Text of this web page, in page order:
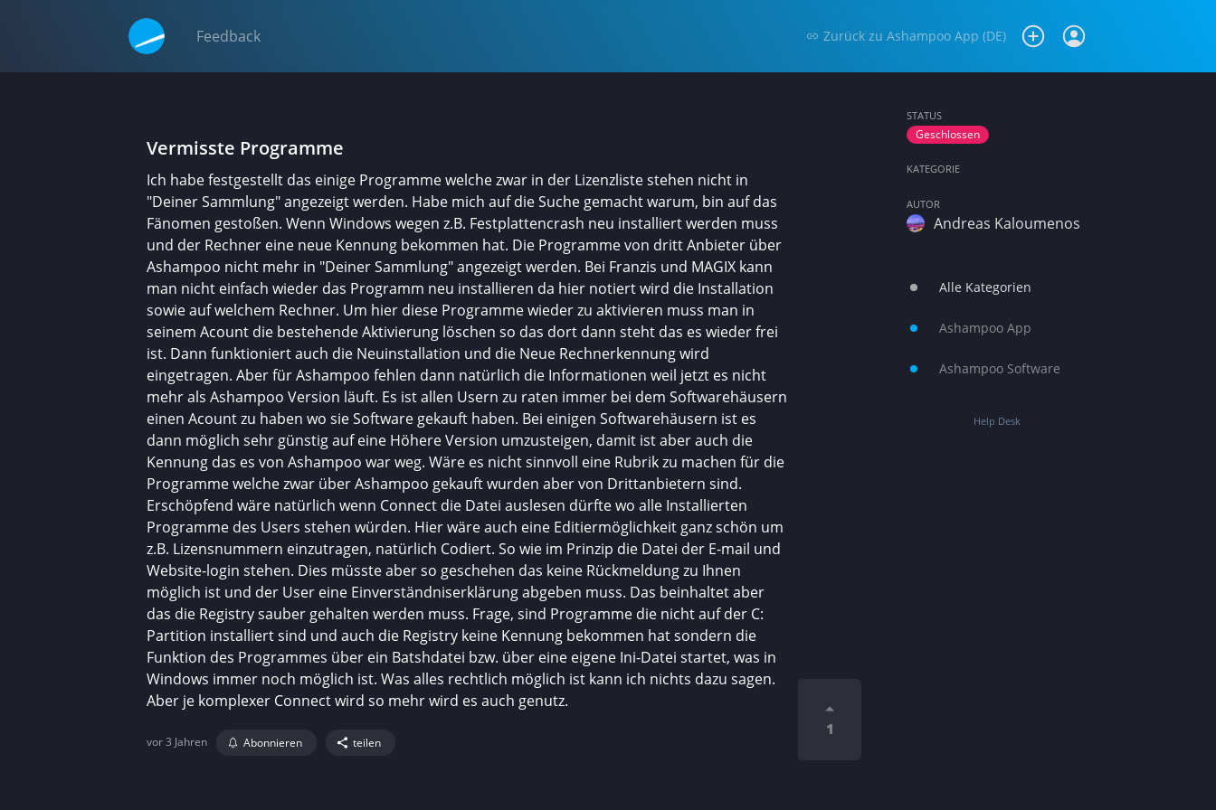
Feedback Zurück zu Ashampoo App (DE)
Vermisste Programme
Ich habe festgestellt das einige Programme welche zwar in der Lizenzliste stehen nicht in
"Deiner Sammlung" angezeigt werden. Habe mich auf die Suche gemacht warum, bin auf das
Fänomen gestoßen. Wenn Windows wegen z.B. Festplattencrash neu installiert werden muss
und der Rechner eine neue Kennung bekommen hat. Die Programme von dritt Anbieter über
Ashampoo nicht mehr in "Deiner Sammlung" angezeigt werden. Bei Franzis und MAGIX kann
man nicht einfach wieder das Programm neu installieren da hier notiert wird die Installation
sowie auf welchem Rechner. Um hier diese Programme wieder zu aktivieren muss man in
seinem Acount die bestehende Aktivierung löschen so das dort dann steht das es wieder frei
ist. Dann funktioniert auch die Neuinstallation und die Neue Rechnerkennung wird
eingetragen. Aber für Ashampoo fehlen dann natürlich die Informationen weil jetzt es nicht
mehr als Ashampoo Version läuft. Es ist allen Usern zu raten immer bei dem Softwarehäusern
einen Acount zu haben wo sie Software gekauft haben. Bei einigen Softwarehäusern ist es
dann möglich sehr günstig auf eine Höhere Version umzusteigen, damit ist aber auch die
Kennung das es von Ashampoo war weg. Wäre es nicht sinnvoll eine Rubrik zu machen für die
Programme welche zwar über Ashampoo gekauft wurden aber von Drittanbietern sind.
Erschöpfend wäre natürlich wenn Connect die Datei auslesen dürfte wo alle Installierten
Programme des Users stehen würden. Hier wäre auch eine Editiermöglichkeit ganz schön um
z.B. Lizensnummern einzutragen, natürlich Codiert. So wie im Prinzip die Datei der E-mail und
Website-login stehen. Dies müsste aber so geschehen das keine Rückmeldung zu Ihnen
möglich ist und der User eine Einverständniserklärung abgeben muss. Das beinhaltet aber
das die Registry sauber gehalten werden muss. Frage, sind Programme die nicht auf der C:
Partition installiert sind und auch die Registry keine Kennung bekommen hat sondern die
Funktion des Programmes über ein Batshdatei bzw. über eine eigene Ini-Datei startet, was in
Windows immer noch möglich ist. Was alles rechtlich möglich ist kann ich nichts dazu sagen.
Aber je komplexer Connect wird so mehr wird es auch genutz.
vor 3 Jahren Abonnieren teilen
1
STATUS
Geschlossen
KATEGORIE
AUTOR
Andreas Kaloumenos
Alle Kategorien
Ashampoo App
Ashampoo Software
Help Desk